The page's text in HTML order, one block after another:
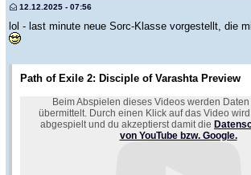
12.12.2025 - 07:56
lol - last minute neue Sorc-Klasse vorgestellt, die
Path of Exile 2: Disciple of Varashta Preview
Beim Abspielen dieses Videos werden
übermittelt. Durch einen Klick auf das Video
abgespielt und du akzeptierst damit die
von YouTube bzw. Google.